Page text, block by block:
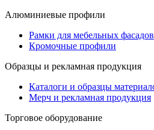
Алюминиевые профили
Рамки для мебельных фасадов
Кромочные профили
Образцы и рекламная продукция
Каталоги и образцы
Мерч и рекламная продукция
Торговое оборудование